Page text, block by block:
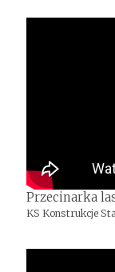
Przecinarka
KS Konstrukcje